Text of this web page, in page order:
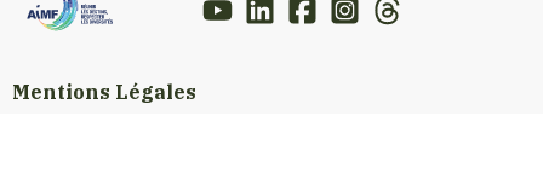
Mentions Légales